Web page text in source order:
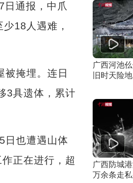
通报，中爪
18人遇难，
掩埋。连日
3具遗体，累计
也遭遇山体
正在进行，超
广西河池
旧时天险
广西防城
万余条走